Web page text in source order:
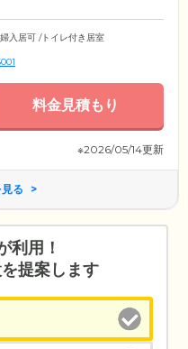
入居可 /トイレ付き居室
料金見積もり
※2026/05/14更新
る
利用！
提案します